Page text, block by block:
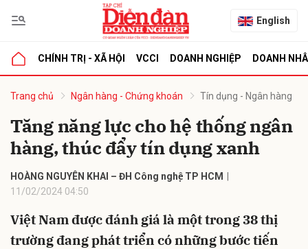
English
CHÍNH TRỊ - XÃ HỘI VCCI DOANH NGHIỆP DOANH
Trang chủ Ngân hàng - Chứng khoán Tín dụng - Ngân hàng
Tăng năng lực cho hệ thống ngân
hàng, thúc đẩy tín dụng xanh
HOÀNG NGUYÊN KHAI – ĐH Công nghệ TP HCM
11/02/2024 04:50
Việt Nam được đánh giá là một trong 38 thị
trường đang phát triển có những bước tiến
luận
Hủy